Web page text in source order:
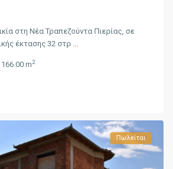
στη Νέα Τραπεζούντα Πιερίας, σε
έκτασης 32 στρ ...
166.00 m2
Πωλείται